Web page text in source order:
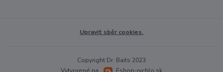
Upravit sběr cookies.
Copyright Dr. Baits 2023